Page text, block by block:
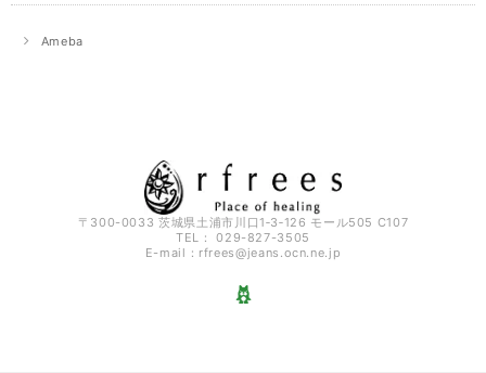
Ameba
〒300-0033 茨城県土浦市川口1‐3‐126 モール505 C107
TEL： 029-827-3505
E-mail： rfrees@jeans.ocn.ne.jp